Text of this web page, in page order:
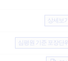
상세보기
심평원 기준 포장단위